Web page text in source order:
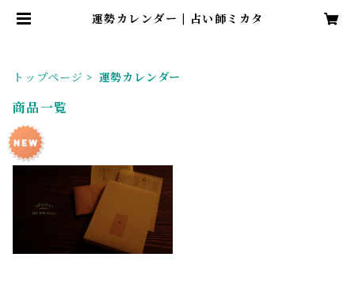
運勢カレンダー | 占い師ミカタ
トップページ 運勢カレンダー
商品一覧